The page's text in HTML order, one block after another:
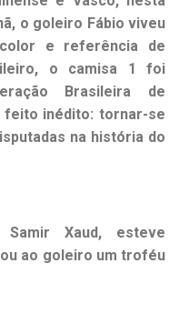
o goleiro Fábio viveu
e referência de
o camisa 1 foi
Brasileira de
feito inédito: tornar-se
na história do
Xaud, esteve
ao goleiro um troféu